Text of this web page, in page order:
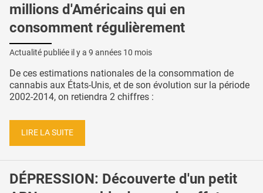
millions d'Américains qui en
consomment régulièrement
Actualité publiée il y a 9 années 10 mois
De ces estimations nationales de la consommation de
cannabis aux États-Unis, et de son évolution sur la période
2002-2014, on retiendra 2 chiffres :
LIRE LA SUITE
DÉPRESSION: Découverte d'un petit